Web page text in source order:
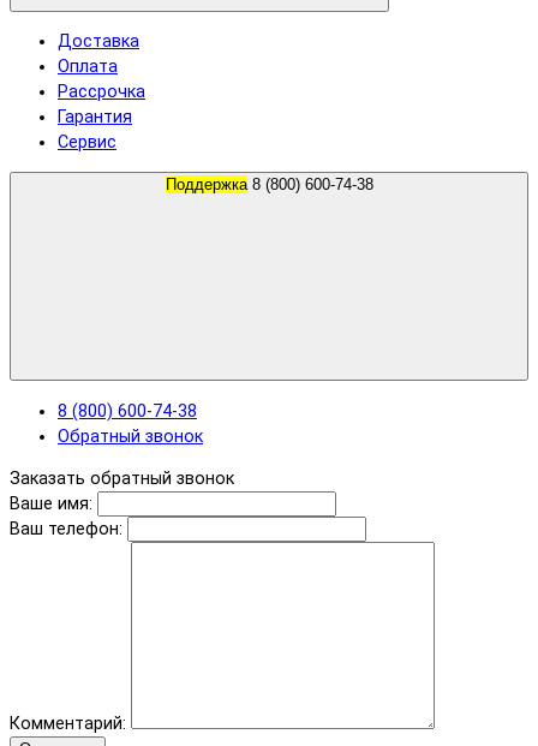
Доставка
Оплата
Рассрочка
Гарантия
Сервис
Поддержка 8 (800) 600-74-38
8 (800) 600-74-38
Обратный звонок
Заказать обратный звонок
Ваше имя:
Ваш телефон:
Комментарий: